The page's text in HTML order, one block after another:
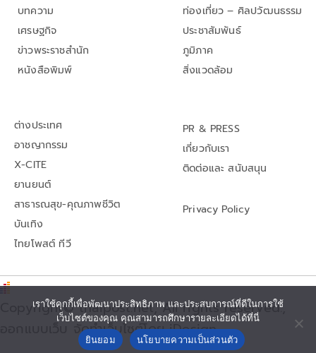
บทความ
เศรษฐกิจ
ข่าวพระราชสำนัก
หนังสือพิมพ์
ท่องเที่ยว – ศิลปวัฒนธรรม
ประชาสัมพันธ์
ภูมิภาค
สิ่งแวดล้อม
ต่างประเทศ
อาชญากรรม
X-CITE
ยานยนต์
สาธารณสุข-คุณภาพชีวิต
บันเทิง
ไทยโพสต์ ทีวี
PR & PRESS
เกี่ยวกับเรา
ติดต่อและ สนับสนุน
Privacy Policy
Copyright© thaipost.net, All rights reserved.,
ออกแบบเว็บ จัดทำเว็บไซต์โดย iDesign
เราใช้คุกกี้เพื่อพัฒนาประสิทธิภาพ และประสบการณ์ที่ดีในการใช้
เว็บไซต์ของคุณ คุณสามารถศึกษารายละเอียดได้ที่นี่
ยินยอม
นโยบายความเป็นส่วนตัว